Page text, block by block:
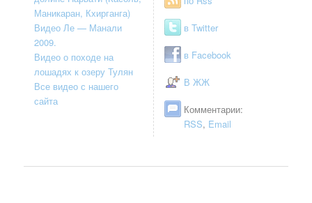
Маникаран, Кхирганга)
Видео Ле — Манали
2009.
Видео о походе на
лошадях к озеру Тулян
Все видео с нашего
сайта
в Twitter
в Facebook
В ЖЖ
Комментарии:
RSS, Email